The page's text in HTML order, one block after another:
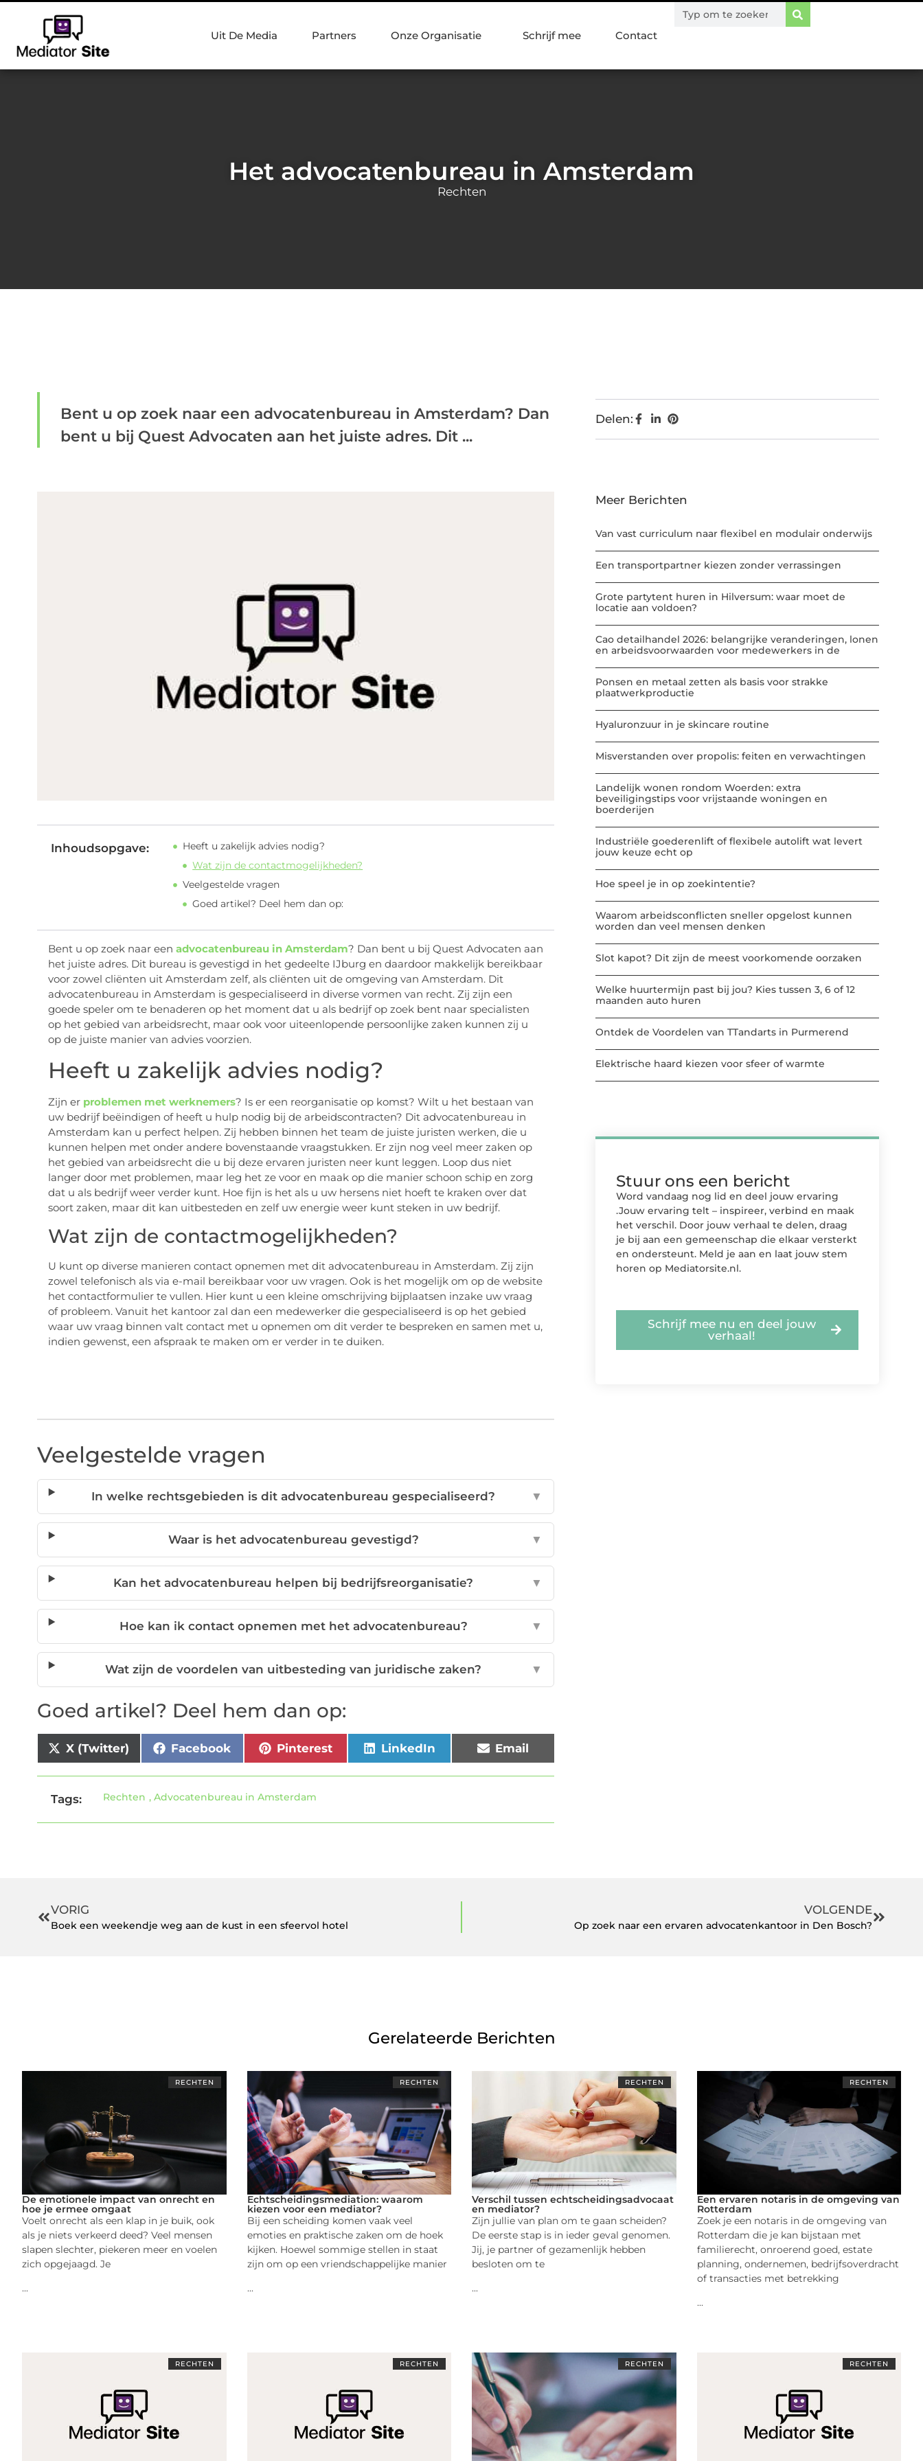
Uit De Media Partners Onze Organisatie Schrijf mee Contact
Het advocatenbureau in Amsterdam
Rechten
Bent u op zoek naar een advocatenbureau in Amsterdam? Dan
bent u bij Quest Advocaten aan het juiste adres. Dit ...
Inhoudsopgave:
Heeft u zakelijk advies nodig?
Wat zijn de contactmogelijkheden?
Veelgestelde vragen
Goed artikel? Deel hem dan op:
Bent u op zoek naar een advocatenbureau in Amsterdam? Dan bent u bij Quest Advocaten aan
het juiste adres. Dit bureau is gevestigd in het gedeelte IJburg en daardoor makkelijk bereikbaar
voor zowel cliënten uit Amsterdam zelf, als cliënten uit de omgeving van Amsterdam. Dit
advocatenbureau in Amsterdam is gespecialiseerd in diverse vormen van recht. Zij zijn een
goede speler om te benaderen op het moment dat u als bedrijf op zoek bent naar specialisten
op het gebied van arbeidsrecht, maar ook voor uiteenlopende persoonlijke zaken kunnen zij u
op de juiste manier van advies voorzien.
Heeft u zakelijk advies nodig?
Zijn er problemen met werknemers? Is er een reorganisatie op komst? Wilt u het bestaan van
uw bedrijf beëindigen of heeft u hulp nodig bij de arbeidscontracten? Dit advocatenbureau in
Amsterdam kan u perfect helpen. Zij hebben binnen het team de juiste juristen werken, die u
kunnen helpen met onder andere bovenstaande vraagstukken. Er zijn nog veel meer zaken op
het gebied van arbeidsrecht die u bij deze ervaren juristen neer kunt leggen. Loop dus niet
langer door met problemen, maar leg het ze voor en maak op die manier schoon schip en zorg
dat u als bedrijf weer verder kunt. Hoe fijn is het als u uw hersens niet hoeft te kraken over dat
soort zaken, maar dit kan uitbesteden en zelf uw energie weer kunt steken in uw bedrijf.
Wat zijn de contactmogelijkheden?
U kunt op diverse manieren contact opnemen met dit advocatenbureau in Amsterdam. Zij zijn
zowel telefonisch als via e-mail bereikbaar voor uw vragen. Ook is het mogelijk om op de website
het contactformulier te vullen. Hier kunt u een kleine omschrijving bijplaatsen inzake uw vraag
of probleem. Vanuit het kantoor zal dan een medewerker die gespecialiseerd is op het gebied
waar uw vraag binnen valt contact met u opnemen om dit verder te bespreken en samen met u,
indien gewenst, een afspraak te maken om er verder in te duiken.
Veelgestelde vragen
In welke rechtsgebieden is dit advocatenbureau gespecialiseerd? ▼
Waar is het advocatenbureau gevestigd? ▼
Kan het advocatenbureau helpen bij bedrijfsreorganisatie? ▼
Hoe kan ik contact opnemen met het advocatenbureau? ▼
Wat zijn de voordelen van uitbesteding van juridische zaken? ▼
Goed artikel? Deel hem dan op:
X (Twitter) Facebook Pinterest LinkedIn Email
Tags: Rechten ,Advocatenbureau in Amsterdam
Delen:
Meer Berichten
Van vast curriculum naar flexibel en modulair onderwijs
Een transportpartner kiezen zonder verrassingen
Grote partytent huren in Hilversum: waar moet de
locatie aan voldoen?
Cao detailhandel 2026: belangrijke veranderingen, lonen
en arbeidsvoorwaarden voor medewerkers in de
Ponsen en metaal zetten als basis voor strakke
plaatwerkproductie
Hyaluronzuur in je skincare routine
Misverstanden over propolis: feiten en verwachtingen
Landelijk wonen rondom Woerden: extra
beveiligingstips voor vrijstaande woningen en
boerderijen
Industriële goederenlift of flexibele autolift wat levert
jouw keuze echt op
Hoe speel je in op zoekintentie?
Waarom arbeidsconflicten sneller opgelost kunnen
worden dan veel mensen denken
Slot kapot? Dit zijn de meest voorkomende oorzaken
Welke huurtermijn past bij jou? Kies tussen 3, 6 of 12
maanden auto huren
Ontdek de Voordelen van TTandarts in Purmerend
Elektrische haard kiezen voor sfeer of warmte
Stuur ons een bericht
Word vandaag nog lid en deel jouw ervaring
.Jouw ervaring telt – inspireer, verbind en maak
het verschil. Door jouw verhaal te delen, draag
je bij aan een gemeenschap die elkaar versterkt
en ondersteunt. Meld je aan en laat jouw stem
horen op Mediatorsite.nl.
Schrijf mee nu en deel jouw
verhaal!
VORIG
Boek een weekendje weg aan de kust in een sfeervol hotel
VOLGENDE
Op zoek naar een ervaren advocatenkantoor in Den Bosch?
Gerelateerde Berichten
RECHTEN
De emotionele impact van onrecht en
hoe je ermee omgaat
Voelt onrecht als een klap in je buik, ook
als je niets verkeerd deed? Veel mensen
slapen slechter, piekeren meer en voelen
zich opgejaagd. Je
...
RECHTEN
Echtscheidingsmediation: waarom
kiezen voor een mediator?
Bij een scheiding komen vaak veel
emoties en praktische zaken om de hoek
kijken. Hoewel sommige stellen in staat
zijn om op een vriendschappelijke manier
...
RECHTEN
Verschil tussen echtscheidingsadvocaat
en mediator?
Zijn jullie van plan om te gaan scheiden?
De eerste stap is in ieder geval genomen.
Jij, je partner of gezamenlijk hebben
besloten om te
...
RECHTEN
Een ervaren notaris in de omgeving van
Rotterdam
Zoek je een notaris in de omgeving van
Rotterdam die je kan bijstaan met
familierecht, onroerend goed, estate
planning, ondernemen, bedrijfsoverdracht
of transacties met betrekking
...
RECHTEN RECHTEN RECHTEN RECHTEN